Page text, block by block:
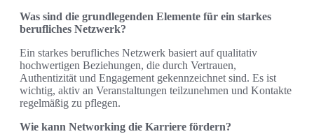
Was sind die grundlegenden Elemente für ein starkes
berufliches Netzwerk?
Ein starkes berufliches Netzwerk basiert auf qualitativ
hochwertigen Beziehungen, die durch Vertrauen,
Authentizität und Engagement gekennzeichnet sind. Es ist
wichtig, aktiv an Veranstaltungen teilzunehmen und Kontakte
regelmäßig zu pflegen.
Wie kann Networking die Karriere fördern?